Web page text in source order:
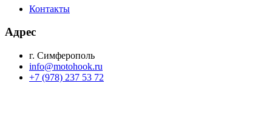
Контакты
Адрес
г. Симферополь
info@motohook.ru
+7 (978) 237 53 72